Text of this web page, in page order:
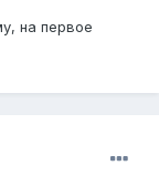
на первое